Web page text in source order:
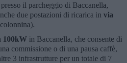
il parcheggio di Baccanella,
due postazioni di ricarica in via
100kW in Baccanella, che consente di
commissione o di una pausa caffè,
3 infrastrutture per un totale di 7